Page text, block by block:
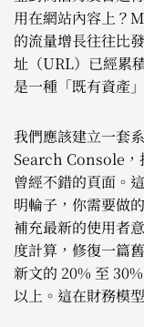
用在網站內容上？
的流量增長往往比
址（URL）已經累
是一種「既有資產
我們應該建立一套
Search Console，
曾經不錯的頁面。
明輪子，你需要做
補充最新的使用者
度計算，修復一篇
新文的 20% 至
以上。這在財務模